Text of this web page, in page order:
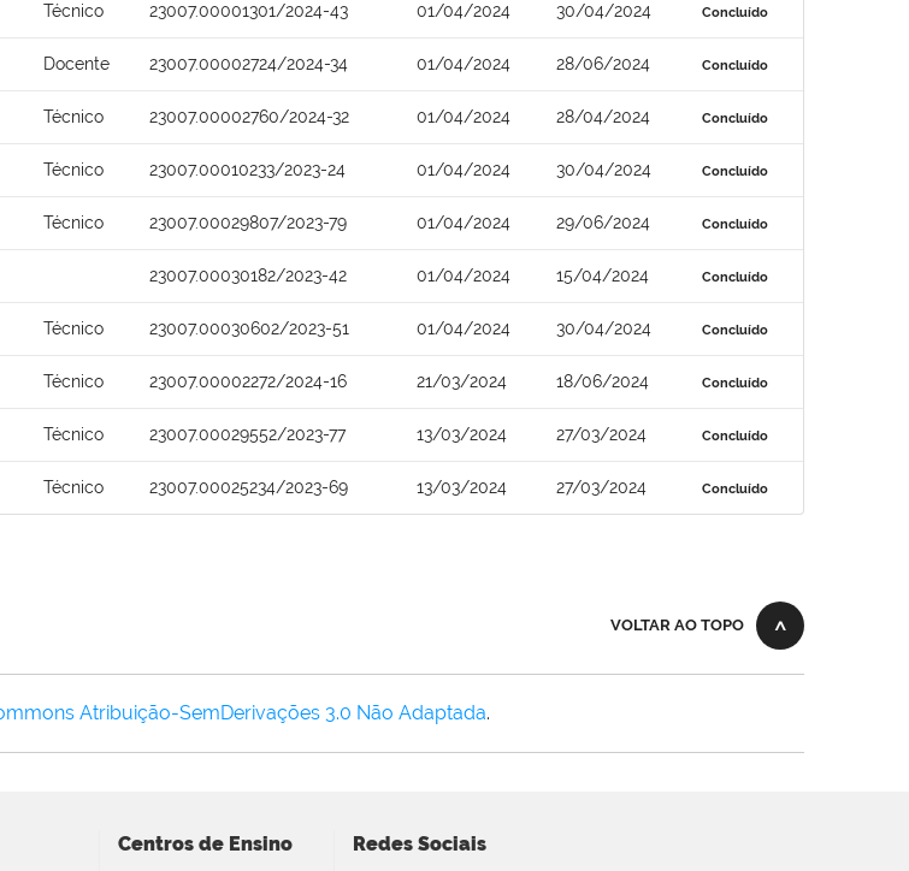
Técnico 23007.00001301/2024-43 01/04/2024 30/04/2024 Concluído
Docente 23007.00002724/2024-34 01/04/2024 28/06/2024 Concluído
Técnico 23007.00002760/2024-32 01/04/2024 28/04/2024 Concluído
Técnico 23007.00010233/2023-24 01/04/2024 30/04/2024 Concluído
Técnico 23007.00029807/2023-79 01/04/2024 29/06/2024 Concluído
23007.00030182/2023-42 01/04/2024 15/04/2024 Concluído
Técnico 23007.00030602/2023-51 01/04/2024 30/04/2024 Concluído
Técnico 23007.00002272/2024-16 21/03/2024 18/06/2024 Concluído
Técnico 23007.00029552/2023-77 13/03/2024 27/03/2024 Concluído
Técnico 23007.00025234/2023-69 13/03/2024 27/03/2024 Concluído
VOLTAR AO TOPO
Atribuição-SemDerivações 3.0 Não Adaptada.
Centros de Ensino Redes Sociais